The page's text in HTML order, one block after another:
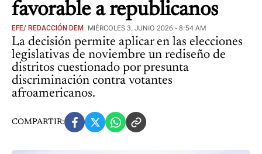
favorable a republicanos
EFE/ REDACCIÓN DEM MIÉRCOLES 3, JUNIO 2026 - 8:54 AM
La decisión permite aplicar en las elecciones
legislativas de noviembre un rediseño de
distritos cuestionado por presunta
discriminación contra votantes
afroamericanos.
COMPARTIR: